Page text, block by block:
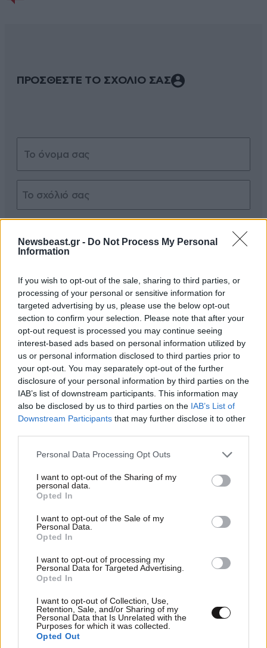
Newsbeast.gr - Do Not Process My Personal
Information
If you wish to opt-out of the sale, sharing to third parties, or
processing of your personal or sensitive information for
targeted advertising by us, please use the below opt-out
section to confirm your selection. Please note that after your
opt-out request is processed you may continue seeing
interest-based ads based on personal information utilized by
us or personal information disclosed to third parties prior to
your opt-out. You may separately opt-out of the further
disclosure of your personal information by third parties on the
IAB’s list of downstream participants. This information may
also be disclosed by us to third parties on the IAB’s List of
Downstream Participants that may further disclose it to other
Please note that this website/app uses one or more Google
not limited to your visit or usage behaviour. You may click to
grant or deny consent to Google and its third-party tags to
use your data for below specified purposes in below Google
consent section.
Personal Data Processing Opt Outs
I want to opt-out of the Sharing of my
personal data.
Opted In
I want to opt-out of the Sale of my
Personal Data.
Opted In
I want to opt-out of processing my
Personal Data for Targeted Advertising.
Opted In
I want to opt-out of Collection, Use,
Retention, Sale, and/or Sharing of my
Personal Data that Is Unrelated with the
Purposes for which it was collected.
Opted Out
ΠΡΟΣΘΕΣΤΕ ΤΟ ΣΧΟΛΙΟ ΣΑΣ
Διαβάστε και ακολουθήστε τους κανόνες σχολιασμού
ΠΡΟΣΘΗΚΗ
TRENDING
ΕΛΛΑΔΑ06·08·2026 00:09
Σακελλαρίου, η λαϊκή ντίβα που έκανε τη ζωή
της τραγούδι